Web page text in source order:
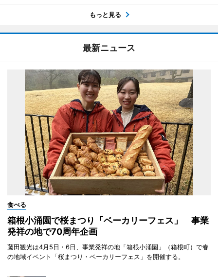
もっと見る
最新ニュース
食べる
箱根小涌園で桜まつり「ベーカリーフェス」 事業
発祥の地で70周年企画
藤田観光は4月5日・6日、事業発祥の地「箱根小涌園」（箱根町）で春
の地域イベント「桜まつり・ベーカリーフェス」を開催する。